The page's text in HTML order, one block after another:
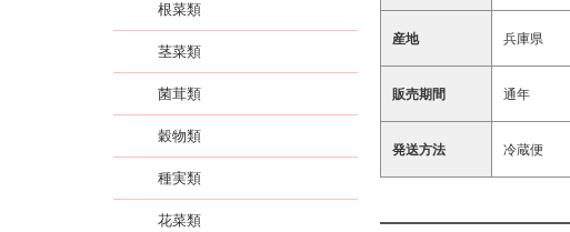
産地 兵庫県
販売期間 通年
発送方法 冷蔵便
根菜類
茎菜類
菌茸類
穀物類
種実類
花菜類